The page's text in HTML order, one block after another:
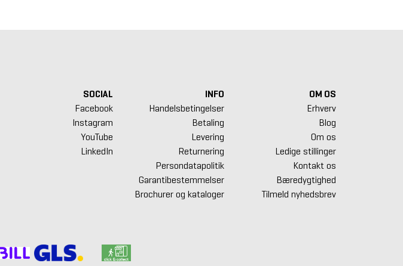
SOCIAL
Facebook
Instagram
YouTube
LinkedIn
INFO
Handelsbetingelser
Betaling
Levering
Returnering
Persondatapolitik
Garantibestemmelser
Brochurer og kataloger
OM OS
Erhverv
Blog
Om os
Ledige stillinger
Kontakt os
Bæredygtighed
Tilmeld nyhedsbrev